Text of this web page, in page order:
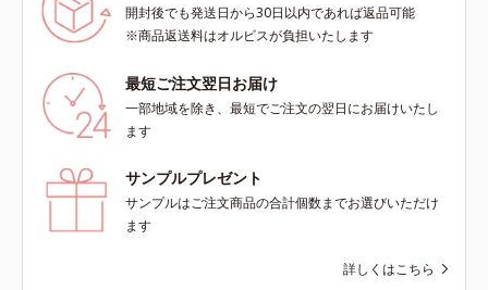
開封後でも発送日から30日以内であれば返品可能
※商品返送料はオルビスが負担いたします
最短ご注文翌日お届け
一部地域を除き、最短でご注文の翌日にお届けいたし
ます
サンプルプレゼント
サンプルはご注文商品の合計個数までお選びいただけ
ます
詳しくはこちら